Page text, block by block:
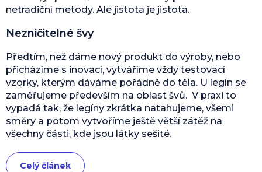
netradiční metody. Ale jistota je jistota.
Nezničitelné švy
Předtím, než dáme nový produkt do výroby, nebo
přicházíme s inovací, vytváříme vždy testovací
vzorky, kterým dáváme pořádně do těla. U legín se
zaměřujeme především na oblast švů. V praxi to
vypadá tak, že legíny zkrátka natahujeme, všemi
směry a potom vytvoříme ještě větší zátěž na
všechny části, kde jsou látky sešité.
Celý článek